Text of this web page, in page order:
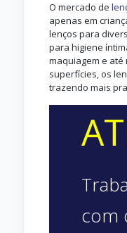
O mercado de
apenas em
lenços para
para higiene
maquiagem e até
superfícies, os
trazendo mais
com